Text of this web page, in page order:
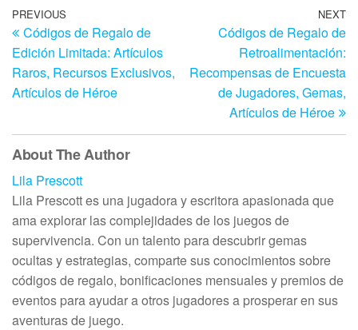
Post
navigation
Previous
Post
PREVIOUS
Códigos de Regalo de
Edición Limitada: Artículos
Raros, Recursos Exclusivos,
Artículos de Héroe
NEXT
Códigos de Regalo de
Retroalimentación:
Recompensas de Encuesta
de Jugadores, Gemas,
Artículos de Héroe
About The Author
Lila Prescott
Lila Prescott es una jugadora y escritora apasionada que
ama explorar las complejidades de los juegos de
supervivencia. Con un talento para descubrir gemas
ocultas y estrategias, comparte sus conocimientos sobre
códigos de regalo, bonificaciones mensuales y premios de
eventos para ayudar a otros jugadores a prosperar en sus
aventuras de juego.